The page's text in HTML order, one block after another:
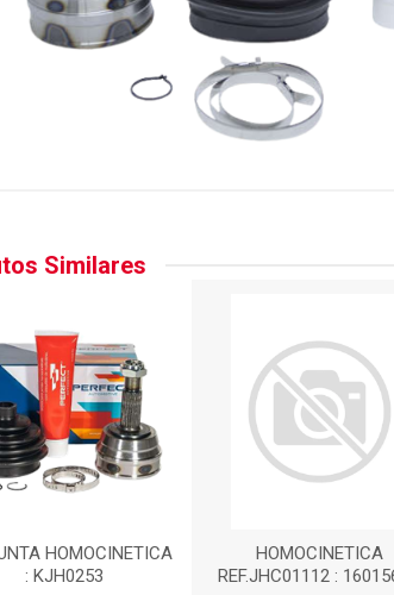
Similares
HOMOCINETICA
: KJH0253
HOMOCINETICA
REF.JHC01112 :